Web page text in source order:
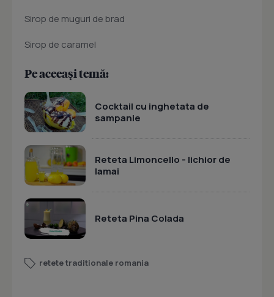
Sirop de muguri de brad
Sirop de caramel
Pe aceeași temă:
Cocktail cu inghetata de
sampanie
Reteta Limoncello - lichior de
lamai
Reteta Pina Colada
retete traditionale romania